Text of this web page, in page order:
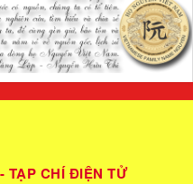
TẠP CHÍ ĐIỆN TỬ